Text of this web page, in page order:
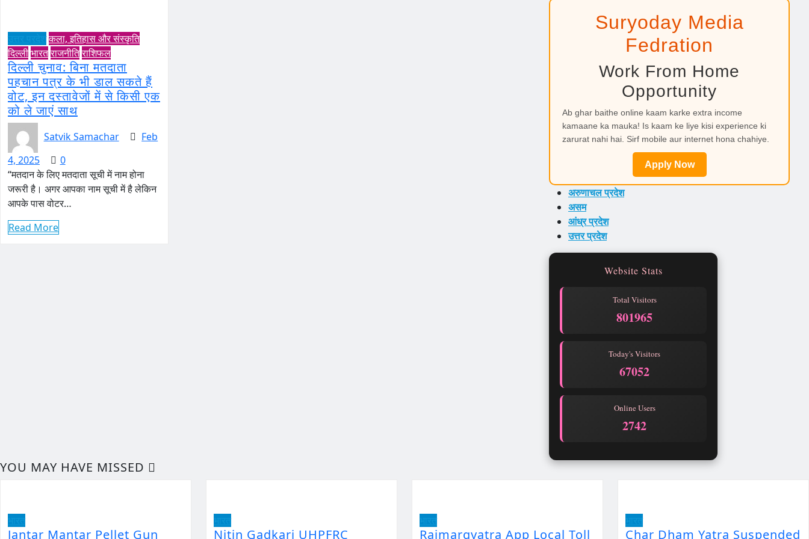
कला, इतिहास और संस्कृति
दिल्लीभारतराजनीतिराशिफल
दिल्ली चुनाव: बिना मतदाता
पहचान पत्र के भी डाल सकते हैं
वोट, इन दस्तावेजों में से किसी एक
को ले जाएं साथ
Satvik Samachar
Feb
4, 2025
0
“मतदान के लिए मतदाता सूची में नाम होना
जरूरी है। अगर आपका नाम सूची में है लेकिन
आपके पास वोटर…
Read More
Suryoday Media
Fedration
Work From Home
Opportunity
Ab ghar baithe online kaam karke extra income
kamaane ka mauka! Is kaam ke liye kisi experience ki
zarurat nahi hai. Sirf mobile aur internet hona chahiye.
Apply Now
अरुणाचल प्रदेश
असम
आंध्र प्रदेश
उत्तर प्रदेश
Website Stats
Total Visitors
801965
Today's Visitors
67052
Online Users
2742
YOU MAY HAVE MISSED
Jantar Mantar Pellet Gun Nitin Gadkari UHPFRC Rajmargyatra App Local Toll Char Dham Yatra Suspended